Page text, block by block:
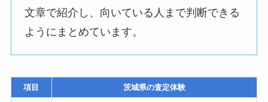
文章で紹介し、向いている人まで判断できる
ようにまとめています。
項目 茨城県の査定体験